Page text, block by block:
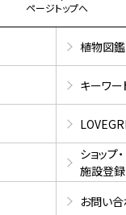
ページトップへ
植物図鑑
キーワー
ショップ・
施設登
お問い